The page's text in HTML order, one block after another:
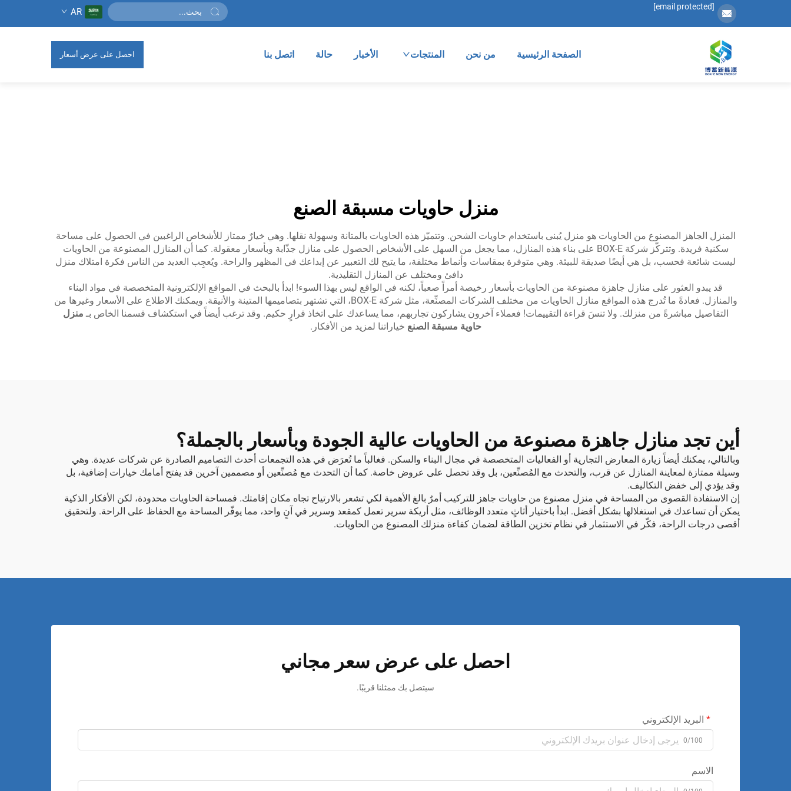
[email protected]
AR
الصفحة الرئيسية من نحن المنتجات الأخبار حالة اتصل بنا احصل على عرض أسعار
منزل حاويات مسبقة الصنع
المنزل الجاهز المصنوع من الحاويات هو منزل يُبنى باستخدام حاويات الشحن. وتتميّز هذه الحاويات بالمتانة وسهولة نقلها. وهي خيارٌ ممتاز للأشخاص الراغبين في الحصول على مساحة
سكنية فريدة. وتتركّز شركة BOX-E على بناء هذه المنازل، مما يجعل من السهل على الأشخاص الحصول على منازل جذّابة وبأسعار معقولة. كما أن المنازل المصنوعة من الحاويات
ليست شائعة فحسب، بل هي أيضًا صديقة للبيئة. وهي متوفرة بمقاسات وأنماط مختلفة، ما يتيح لك التعبير عن إبداعك في المظهر والراحة. ويُعجِب العديد من الناس فكرة امتلاك منزل
دافئ ومختلف عن المنازل التقليدية.
قد يبدو العثور على منازل جاهزة مصنوعة من الحاويات بأسعار رخيصة أمراً صعباً، لكنه في الواقع ليس بهذا السوء! ابدأ بالبحث في المواقع الإلكترونية المتخصصة في مواد البناء
والمنازل. فعادةً ما تُدرج هذه المواقع منازل الحاويات من مختلف الشركات المصنِّعة، مثل شركة BOX-E، التي تشتهر بتصاميمها المتينة والأنيقة. ويمكنك الاطلاع على الأسعار وغيرها من
التفاصيل مباشرةً من منزلك. ولا تنسَ قراءة التقييمات! فعملاء آخرون يشاركون تجاربهم، مما يساعدك على اتخاذ قرارٍ حكيم. وقد ترغب أيضاً في استكشاف قسمنا الخاص بـ منزل
حاوية مسبقة الصنع خياراتنا لمزيد من الأفكار.
أين تجد منازل جاهزة مصنوعة من الحاويات عالية الجودة وبأسعار بالجملة؟
وبالتالي، يمكنك أيضاً زيارة المعارض التجارية أو الفعاليات المتخصصة في مجال البناء والسكن. فغالباً ما تُعرَض في هذه التجمعات أحدث التصاميم الصادرة عن شركات عديدة. وهي
وسيلة ممتازة لمعاينة المنازل عن قرب، والتحدث مع المُصنِّعين، بل وقد تحصل على عروض خاصة. كما أن التحدث مع مُصنِّعين أو مصممين آخرين قد يفتح أمامك خيارات إضافية، بل
وقد يؤدي إلى خفض التكاليف.
إن الاستفادة القصوى من المساحة في منزل مصنوع من حاويات جاهز للتركيب أمرٌ بالغ الأهمية لكي تشعر بالارتياح تجاه مكان إقامتك. فمساحة الحاويات محدودة، لكن الأفكار الذكية
يمكن أن تساعدك في استغلالها بشكل أفضل. ابدأ باختيار أثاثٍ متعدد الوظائف، مثل أريكة سرير تعمل كمقعد وسرير في آنٍ واحد، مما يوفّر المساحة مع الحفاظ على الراحة. ولتحقيق
أقصى درجات الراحة، فكّر في الاستثمار في نظام تخزين الطاقة لضمان كفاءة منزلك المصنوع من الحاويات.
احصل على عرض سعر مجاني
سيتصل بك ممثلنا قريبًا.
البريد الإلكتروني
0/100
الاسم